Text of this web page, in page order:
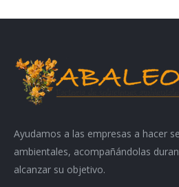
Ayudamos a las empresas a hacer
ambientales, acompañándolas
alcanzar su objetivo.